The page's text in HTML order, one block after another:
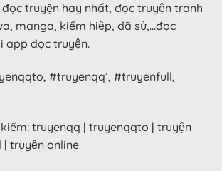
truyện hay nhất, đọc truyện tranh
manga, kiếm hiệp, dã sử,…đọc
app đọc truyện.
#truyenqq’, #truyenfull,
truyenqq | truyenqqto | truyện
truyện online